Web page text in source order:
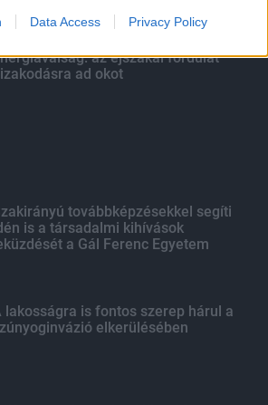
Data Access Privacy Policy
az éjszakai fordulat
ad okot
továbbképzésekkel segíti
is a társadalmi kihívások
a Gál Ferenc Egyetem
lakosságra is fontos szerep hárul a
elkerülésében